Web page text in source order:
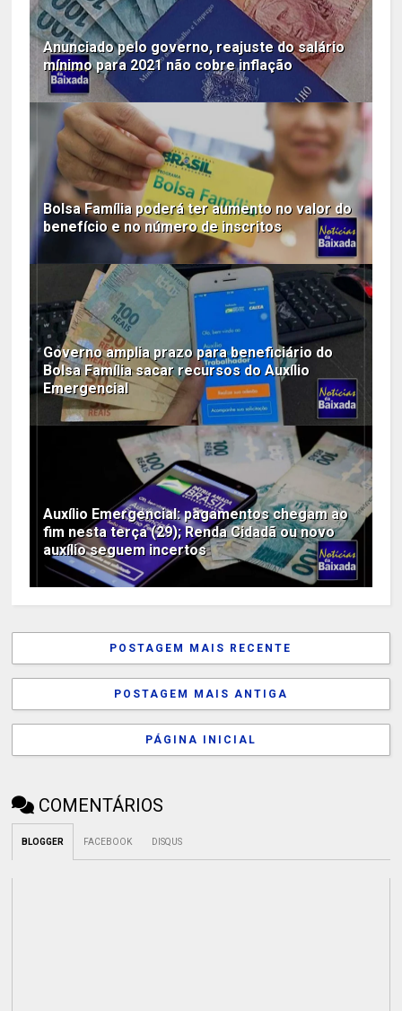
Anunciado pelo governo, reajuste do salário
mínimo para 2021 não cobre inflação
Bolsa Família poderá ter aumento no valor do
benefício e no número de inscritos
Governo amplia prazo para beneficiário do
Bolsa Família sacar recursos do Auxílio
Emergencial
Auxílio Emergencial: pagamentos chegam ao
fim nesta terça (29); Renda Cidadã ou novo
auxílio seguem incertos
POSTAGEM MAIS RECENTE
POSTAGEM MAIS ANTIGA
PÁGINA INICIAL
COMENTÁRIOS
BLOGGER FACEBOOK DISQUS